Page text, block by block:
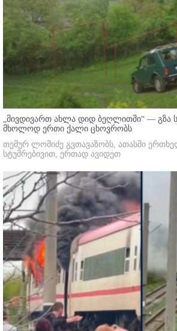
„მივდივართ ახლა დიდ ბეღლითში“ — გზა
მხოლოდ ერთი ქალი ცხოვრობს
თემურ ლომიძე გვთავაზობს, ათასში
სტუმრებივით, ერთად ავიდეთ